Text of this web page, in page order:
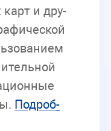
карт и дру­
По­дроб­